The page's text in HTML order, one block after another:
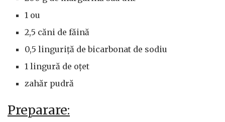
1 ou
2,5 căni de făină
0,5 linguriță de bicarbonat de sodiu
1 lingură de oțet
zahăr pudră
Preparare: